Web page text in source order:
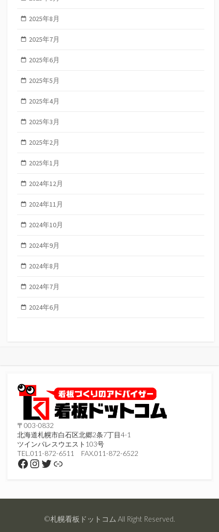
2025年8月
2025年7月
2025年6月
2025年5月
2025年4月
2025年3月
2025年2月
2025年1月
2024年12月
2024年11月
2024年10月
2024年9月
2024年8月
2024年7月
2024年6月
〒003-0832
北海道札幌市白石区北郷2条7丁目4-1
ツインパレスウエスト103号
TEL.011-872-6511 FAX.011-872-6522
Facebook Instagram Twitter リンク
©札幌看板ドットコム All Right Reserved.